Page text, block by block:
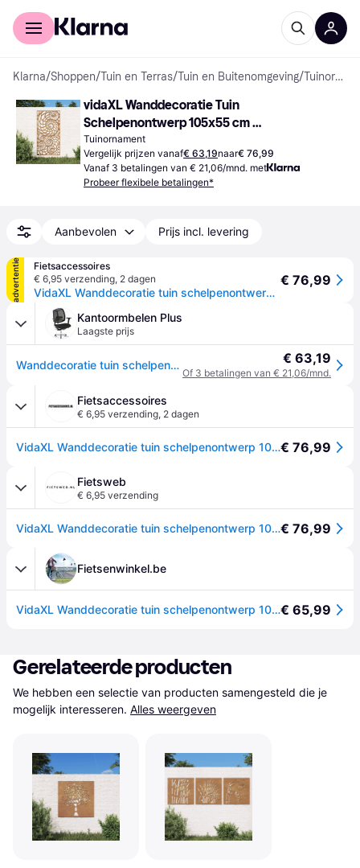
Voor shoppers
Klarna/Shoppen/Tuin en Terras/Tuin en Buitenomgeving/ Tuinornamenten
vidaXL Wanddecoratie Tuin
Schelpenontwerp 105x55 cm
Cortenstaal - Bruin
Tuinornament
Vergelijk prijzen vanaf€ 63,19naar€ 76,99
Vanaf 3 betalingen van € 21,06/mnd. met
Probeer flexibele betalingen*
Aanbevolen Prijs incl. levering
advertentie
Fietsaccessoires
€ 6,95 verzending, 2 dagen
VidaXL Wanddecoratie tuin schelpenontwerp 105x55 cm cortenstaal
€ 76,99
Kantoormbelen Plus
Laagste prijs
Wanddecoratie tuin schelpenontwerp 105x55 cm cortenstaal € 63,19
Of 3 betalingen van € 21,06/mnd.
Fietsaccessoires
€ 6,95 verzending, 2 dagen
VidaXL Wanddecoratie tuin schelpenontwerp 105x55 cm cortenstaal€ 76,99
Fietsweb
€ 6,95 verzending
VidaXL Wanddecoratie tuin schelpenontwerp 105x55 cm cortenstaal€ 76,99
Fietsenwinkel.be
VidaXL Wanddecoratie tuin schelpenontwerp 105x55 cm cortenstaal€ 65,99
Gerelateerde producten
We hebben een selectie van producten samengesteld die je
mogelijk interesseren. Alles weergeven